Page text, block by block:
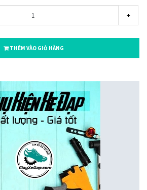
+
THÊM VÀO GIỎ HÀNG